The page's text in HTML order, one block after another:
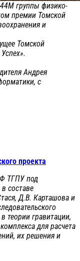
группы физико-
премии Томской
и
Томской
Андрея
с
проекта
ТГПУ под
составе
Д.В. Карташова и
теории гравитации,
для расчета
их решения и